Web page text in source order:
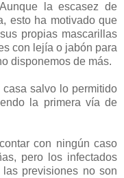
la escasez de
esto ha motivado que
propias mascarillas
con lejía o jabón para
disponemos de más.
salvo lo permitido
la primera vía de
con ningún caso
pero los infectados
previsiones no son